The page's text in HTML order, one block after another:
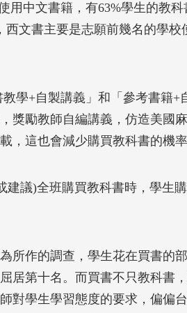
用中文書籍，有63%學生的教
文書主要是志願前幾名的學校
學+自製講義」和「參考書籍+
獎勵教師自編講義，仿造美國
，這也會減少購買教科書的機率
議)全班購買教科書時，學生
所作的調查，學生花在買書的
居第十名。而買書不只教科書
對學生學習態度的要求，偏偏